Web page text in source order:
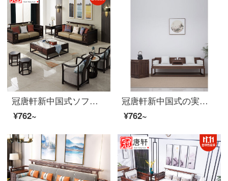
冠唐軒新中国式ソファ烏金木全実木ソファ軽豪華別荘中国風客間家装高級豪邸禅意家具家具セットオーダーメイド色材質寸法制定金
¥762~
冠唐軒新中国式の実木羅漢の寝床のソファーの禅意北アメリカ黒胡桃免漆古代明清式家具カスタム色の材質のサイズは差額を補って定金を注文します。
¥762~